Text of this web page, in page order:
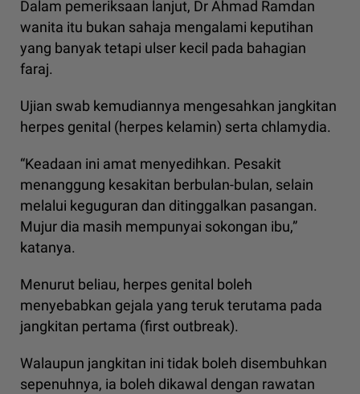
Dalam pemeriksaan lanjut, Dr Ahmad Ramdan
wanita itu bukan sahaja mengalami keputihan
yang banyak tetapi ulser kecil pada bahagian
faraj.
Ujian swab kemudiannya mengesahkan jangkitan
herpes genital (herpes kelamin) serta chlamydia.
“Keadaan ini amat menyedihkan. Pesakit
menanggung kesakitan berbulan-bulan, selain
melalui keguguran dan ditinggalkan pasangan.
Mujur dia masih mempunyai sokongan ibu,”
katanya.
Menurut beliau, herpes genital boleh
menyebabkan gejala yang teruk terutama pada
jangkitan pertama (first outbreak).
Walaupun jangkitan ini tidak boleh disembuhkan
sepenuhnya, ia boleh dikawal dengan rawatan